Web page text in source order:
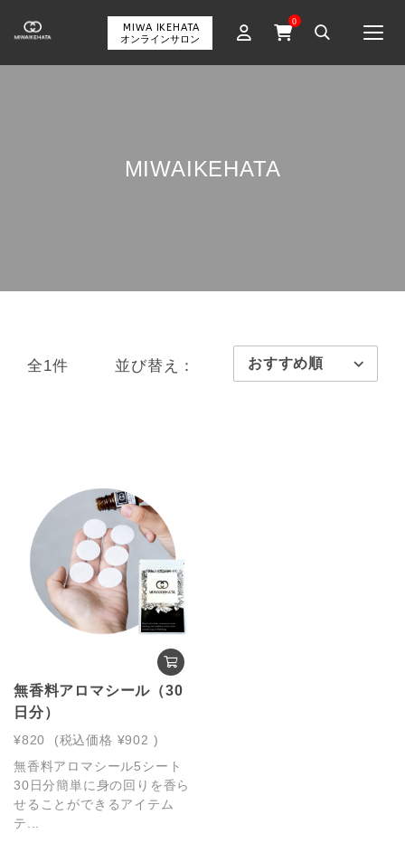
MIWA IKEHATA
オンラインサロン
0
MIWAIKEHATA
全1件 並び替え：
無香料アロマシール（30
日分）
¥820 (税込価格 ¥902 )
無香料アロマシール5シート
30日分簡単に身の回りを香ら
せることができるアイテム
テ...